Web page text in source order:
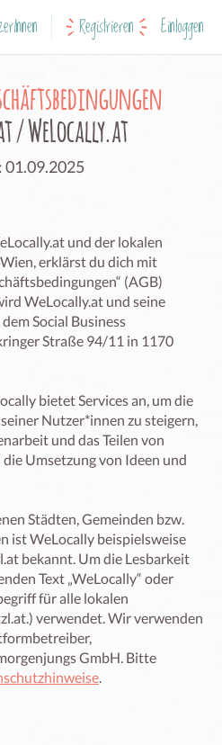
Registrieren Einloggen
WeLocally.at
01.09.2025
und der lokalen
erklärst du dich mit
(AGB)
WeLocally.at und seine
Social Business
Straße 94/11 in 1170
bietet Services an, um die
Nutzer*innen zu steigern,
und das Teilen von
Umsetzung von Ideen und
Städten, Gemeinden bzw.
ist WeLocally beispielsweise
bekannt. Um die Lesbarkeit
Text „WeLocally“ oder
für alle lokalen
verwendet. Wir verwenden
GmbH. Bitte
.